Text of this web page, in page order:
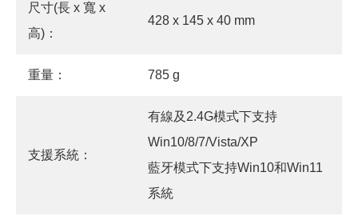
尺寸(長 x 寬 x
高)：
428 x 145 x 40 mm
重量： 785 g
支援系統：
有線及2.4G模式下支持
Win10/8/7/Vista/XP
藍牙模式下支持Win10和Win11
系統